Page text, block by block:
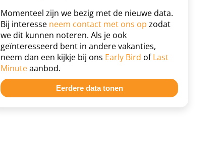
Momenteel zijn we bezig met de nieuwe data.
Bij interesse neem contact met ons op zodat
we dit kunnen noteren. Als je ook
geïnteresseerd bent in andere vakanties,
neem dan een kijkje bij ons Early Bird ofLast
Minuteaanbod.
Eerdere data tonen